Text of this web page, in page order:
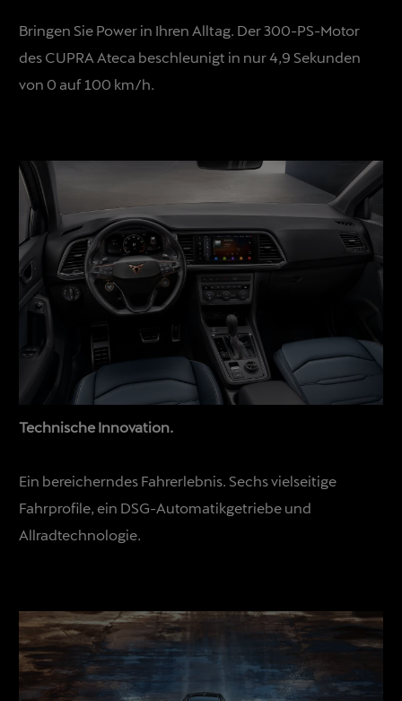
Bringen Sie Power in Ihren Alltag. Der 300-PS-Motor
des CUPRA Ateca beschleunigt in nur 4,9 Sekunden
von 0 auf 100 km/h.
Technische Innovation.
Ein bereicherndes Fahrerlebnis. Sechs vielseitige
Fahrprofile, ein DSG-Automatikgetriebe und
Allradtechnologie.